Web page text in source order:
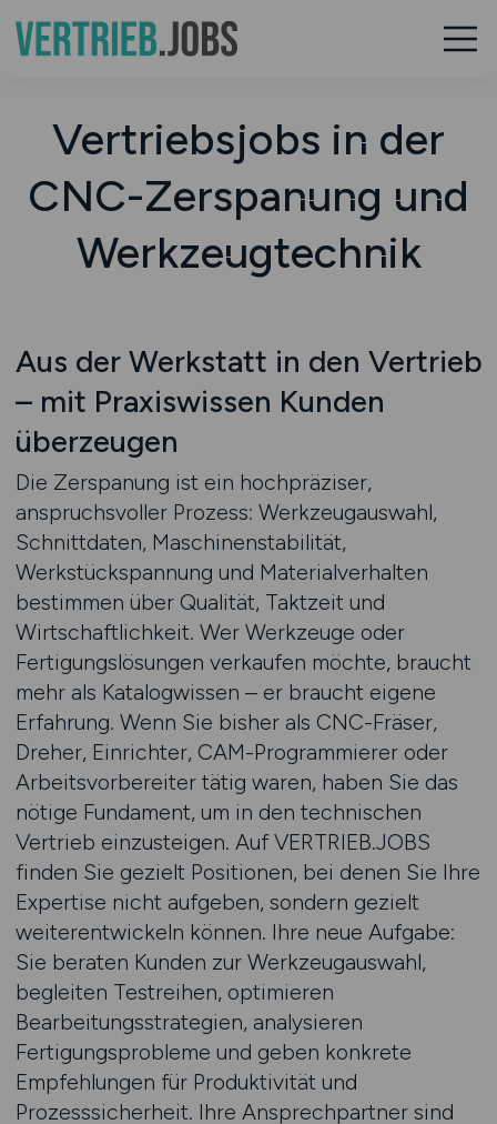
Vertriebsjobs in der
CNC-Zerspanung und
Werkzeugtechnik
Aus der Werkstatt in den Vertrieb
– mit Praxiswissen Kunden
überzeugen
Die Zerspanung ist ein hochpräziser,
anspruchsvoller Prozess: Werkzeugauswahl,
Schnittdaten, Maschinenstabilität,
Werkstückspannung und Materialverhalten
bestimmen über Qualität, Taktzeit und
Wirtschaftlichkeit. Wer Werkzeuge oder
Fertigungslösungen verkaufen möchte, braucht
mehr als Katalogwissen – er braucht eigene
Erfahrung. Wenn Sie bisher als CNC-Fräser,
Dreher, Einrichter, CAM-Programmierer oder
Arbeitsvorbereiter tätig waren, haben Sie das
nötige Fundament, um in den technischen
Vertrieb einzusteigen. Auf VERTRIEB.JOBS
finden Sie gezielt Positionen, bei denen Sie Ihre
Expertise nicht aufgeben, sondern gezielt
weiterentwickeln können. Ihre neue Aufgabe:
Sie beraten Kunden zur Werkzeugauswahl,
begleiten Testreihen, optimieren
Bearbeitungsstrategien, analysieren
Fertigungsprobleme und geben konkrete
Empfehlungen für Produktivität und
Prozesssicherheit. Ihre Ansprechpartner sind